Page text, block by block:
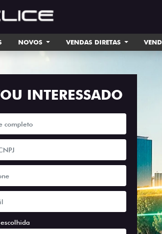
NOVOS VENDAS DIRETAS
INTERESSADO